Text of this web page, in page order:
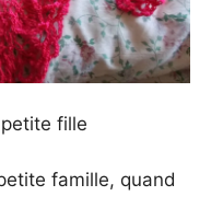
fille
famille, quand